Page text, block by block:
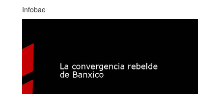
Infobae